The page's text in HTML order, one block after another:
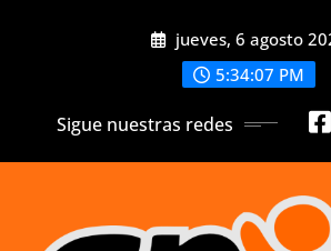
jueves, 6 agosto
5:34:09 PM
Sigue nuestras redes